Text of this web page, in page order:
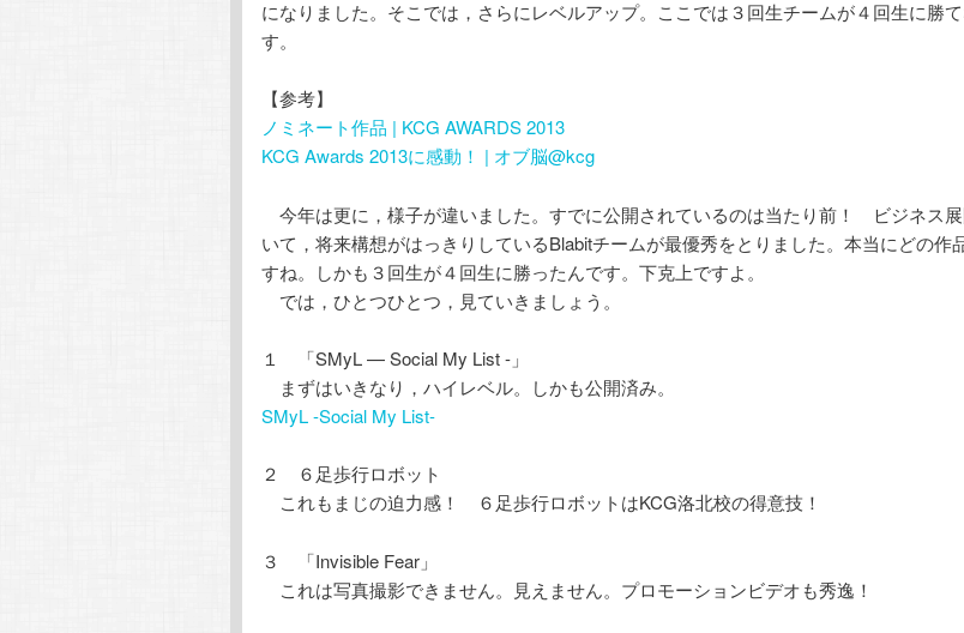
になりました。そこでは，さらにレベルアップ。ここでは３回生チームが４回生に勝
す。
【参考】
ノミネート作品 | KCG AWARDS 2013
KCG Awards 2013に感動！ | オブ脳@kcg
今年は更に，様子が違いました。すでに公開されているのは当たり前！ ビジネス
いて，将来構想がはっきりしているBlabitチームが最優秀をとりました。本当にどの作
すね。しかも３回生が４回生に勝ったんです。下克上ですよ。
では，ひとつひとつ，見ていきましょう。
１ 「SMyL — Social My List -」
まずはいきなり，ハイレベル。しかも公開済み。
SMyL -Social My List-
２ ６足歩行ロボット
これもまじの迫力感！ ６足歩行ロボットはKCG洛北校の得意技！
３ 「Invisible Fear」
これは写真撮影できません。見えません。プロモーションビデオも秀逸！